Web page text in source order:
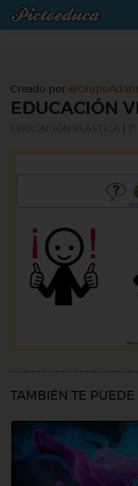
Creado por
EDUCACIÓN
EDUCACIÓN PLÁSTICA
TAMBIÉN TE PUEDE